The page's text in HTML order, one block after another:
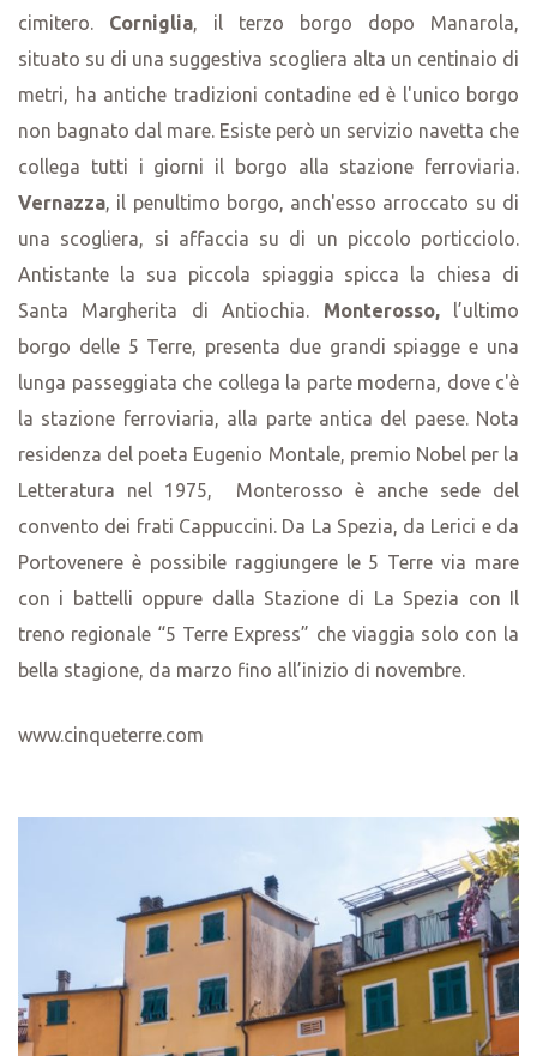
cimitero. Corniglia, il terzo borgo dopo Manarola,
situato su di una suggestiva scogliera alta un centinaio di
metri, ha antiche tradizioni contadine ed è l'unico borgo
non bagnato dal mare. Esiste però un servizio navetta che
collega tutti i giorni il borgo alla stazione ferroviaria.
Vernazza, il penultimo borgo, anch'esso arroccato su di
una scogliera, si affaccia su di un piccolo porticciolo.
Antistante la sua piccola spiaggia spicca la chiesa di
Santa Margherita di Antiochia. Monterosso, l’ultimo
borgo delle 5 Terre, presenta due grandi spiagge e una
lunga passeggiata che collega la parte moderna, dove c'è
la stazione ferroviaria, alla parte antica del paese. Nota
residenza del poeta Eugenio Montale, premio Nobel per la
Letteratura nel 1975, Monterosso è anche sede del
convento dei frati Cappuccini. Da La Spezia, da Lerici e da
Portovenere è possibile raggiungere le 5 Terre via mare
con i battelli oppure dalla Stazione di La Spezia con Il
treno regionale “5 Terre Express” che viaggia solo con la
bella stagione, da marzo fino all’inizio di novembre.
www.cinqueterre.com